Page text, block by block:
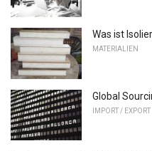
Was ist
MATERIALIEN
Global
IMPORT /